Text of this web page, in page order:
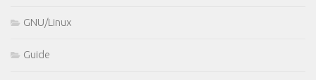
GNU/Linux
Guide